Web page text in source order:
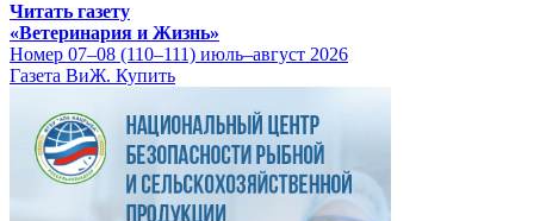
Читать газету
«Ветеринария и Жизнь»
Номер 07–08 (110–111) июль–август 2026
Газета ВиЖ. Купить